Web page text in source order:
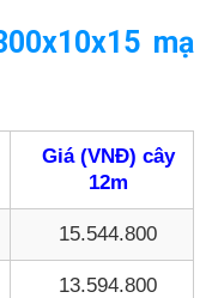
mạ
Giá (VNĐ) cây
12m
15.544.800
13.594.800